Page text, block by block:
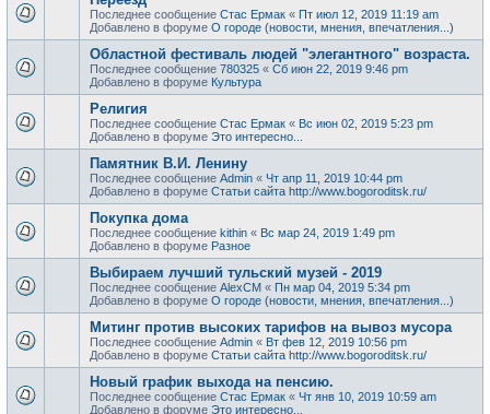
Последнее сообщение Стас Ермак « Пт июл 12, 2019 11:19 am
Добавлено в форуме О городе (новости, мнения, впечатления...)
Областной фестиваль людей "элегантного" возраста.
Последнее сообщение 780325 « Сб июн 22, 2019 9:46 pm
Добавлено в форуме Культура
Религия
Последнее сообщение Стас Ермак « Вс июн 02, 2019 5:23 pm
Добавлено в форуме Это интересно...
Памятник В.И. Ленину
Последнее сообщение Admin « Чт апр 11, 2019 10:44 pm
Добавлено в форуме Статьи сайта http://www.bogoroditsk.ru/
Покупка дома
Последнее сообщение kithin « Вс мар 24, 2019 1:49 pm
Добавлено в форуме Разное
Выбираем лучший тульский музей - 2019
Последнее сообщение AlexCM « Пн мар 04, 2019 5:34 pm
Добавлено в форуме О городе (новости, мнения, впечатления...)
Митинг против высоких тарифов на вывоз мусора
Последнее сообщение Admin « Вт фев 12, 2019 10:56 pm
Добавлено в форуме Статьи сайта http://www.bogoroditsk.ru/
Новый график выхода на пенсию.
Последнее сообщение Стас Ермак « Чт янв 10, 2019 10:59 am
Добавлено в форуме Это интересно...